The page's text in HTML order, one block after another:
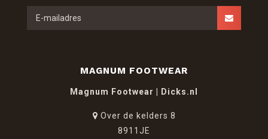
MAGNUM FOOTWEAR
Magnum Footwear | Dicks.nl
Over de kelders 8
8911JE